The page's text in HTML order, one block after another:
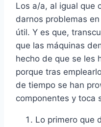
Los a/a, al igual que
darnos problemas
útil. Y es que,
que las máquinas
hecho de que se les
porque tras
de tiempo se han
componentes y toca
Lo primero que